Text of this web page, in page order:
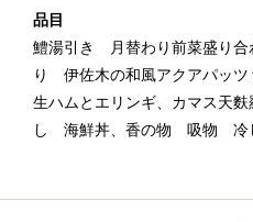
品目
鱧湯引き 月替わり前菜盛り
り 伊佐木の和風アクアパッ
生ハムとエリンギ、カマス天
し 海鮮丼、香の物 吸物 冷